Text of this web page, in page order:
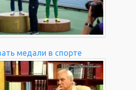
медали в спорте